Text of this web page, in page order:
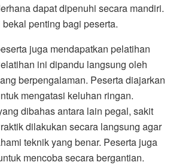
dapat dipenuhi secara mandiri.
penting bagi peserta.
juga mendapatkan pelatihan
ini dipandu langsung oleh
berpengalaman. Peserta diajarkan
mengatasi keluhan ringan.
dibahas antara lain pegal, sakit
dilakukan secara langsung agar
teknik yang benar. Peserta juga
mencoba secara bergantian.